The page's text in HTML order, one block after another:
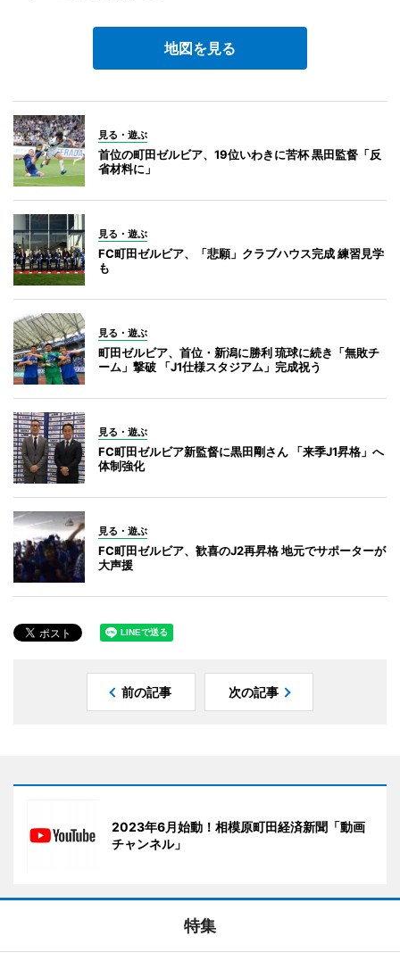
地図を見る
見る・遊ぶ
首位の町田ゼルビア、19位いわきに苦杯 黒田監督「反
省材料に」
見る・遊ぶ
FC町田ゼルビア、「悲願」クラブハウス完成 練習見学
も
見る・遊ぶ
町田ゼルビア、首位・新潟に勝利 琉球に続き「無敗チ
ーム」撃破 「J1仕様スタジアム」完成祝う
見る・遊ぶ
FC町田ゼルビア新監督に黒田剛さん 「来季J1昇格」へ
体制強化
見る・遊ぶ
FC町田ゼルビア、歓喜のJ2再昇格 地元でサポーターが
大声援
前の記事 次の記事
2023年6月始動！相模原町田経済新聞「動画
チャンネル」
特集